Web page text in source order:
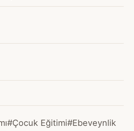
#Çocuk Eğitimi#Ebeveynlik